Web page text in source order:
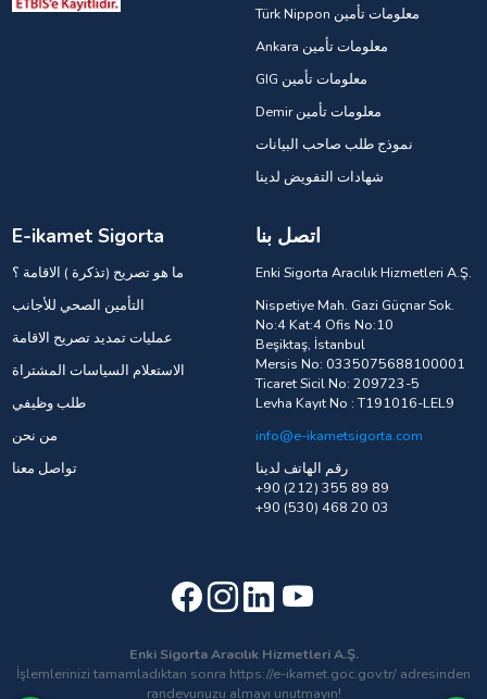
Türk Nippon معلومات تأمين
Ankara معلومات تأمين
GIG معلومات تأمين
Demir معلومات تأمين
نموذج طلب صاحب البيانات
شهادات التفويض لدينا
E-ikamet Sigorta
ما هو تصريح (تذكرة ) الاقامة ؟
التأمين الصحي للأجانب
عمليات تمديد تصريح الاقامة
الاستعلام السياسات المشتراة
طلب وظيفي
من نحن
تواصل معنا
اتصل بنا
Enki Sigorta Aracılık Hizmetleri A.Ş.
Nispetiye Mah. Gazi Güçnar Sok.
No:4 Kat:4 Ofis No:10
Beşiktaş, İstanbul
Mersis No: 0335075688100001
Ticaret Sicil No: 209723-5
Levha Kayıt No : T191016-LEL9
info@e-ikametsigorta.com
رقم الهاتف لدينا
+90 (212) 355 89 89
+90 (530) 468 20 03
Enki Sigorta Aracılık Hizmetleri A.Ş.
İşlemlerinizi tamamladıktan sonra https://e-ikamet.goc.gov.tr/ adresinden
randevunuzu almayı unutmayın!